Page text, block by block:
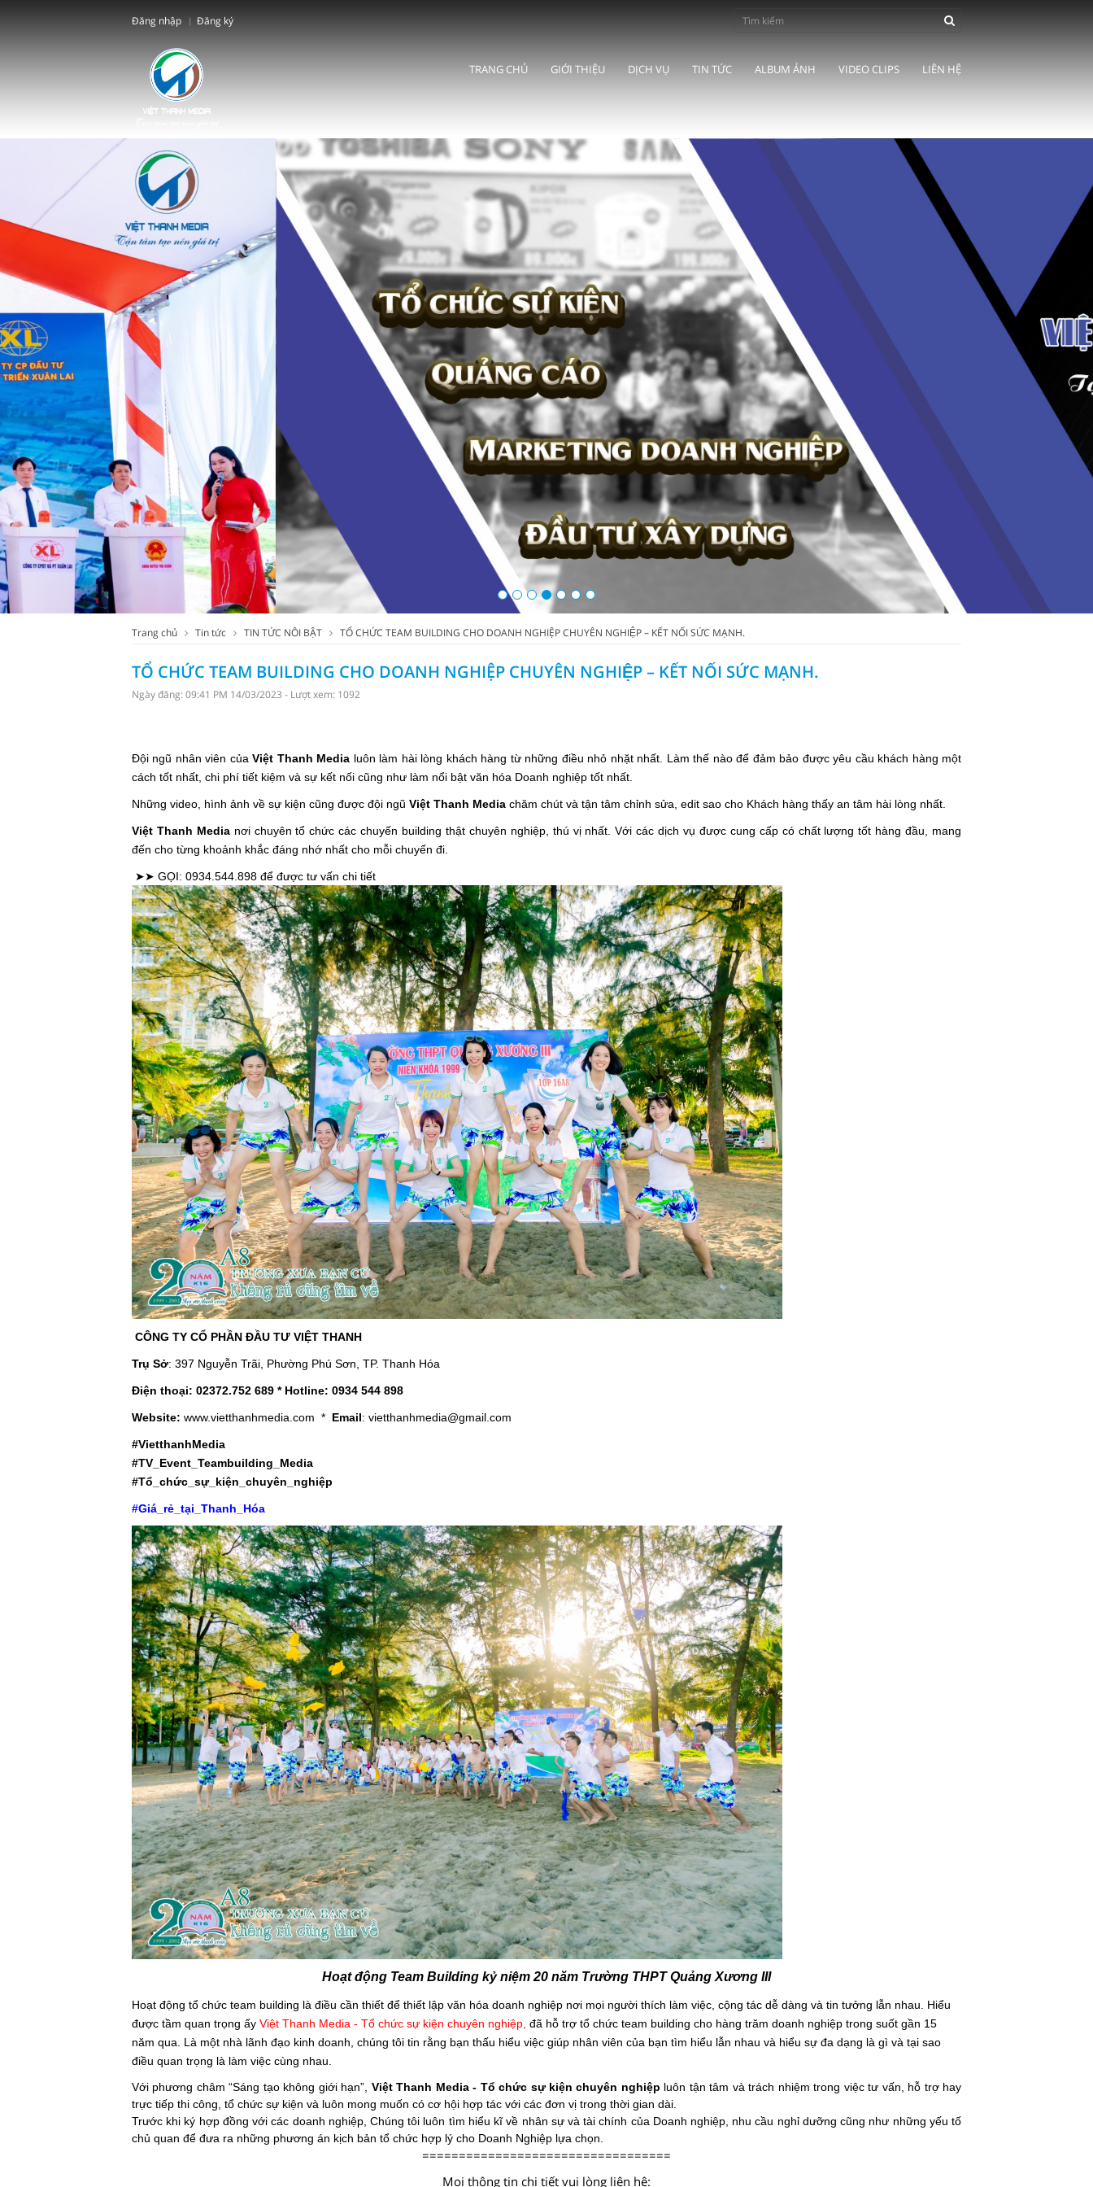
Đăng nhập Đăng ký
TRANG CHỦ GIỚI THIỆU DỊCH VỤ TIN TỨC ALBUM ẢNH VIDEO CLIPS LIÊN HỆ
Trang chủ Tin tức TIN TỨC NÔI BẬT TỔ CHỨC TEAM BUILDING CHO DOANH NGHIỆP CHUYÊN NGHIỆP – KẾT NỐI SỨC MẠNH.
TỔ CHỨC TEAM BUILDING CHO DOANH NGHIỆP CHUYÊN NGHIỆP – KẾT NỐI SỨC MẠNH.
Ngày đăng: 09:41 PM 14/03/2023 - Lượt xem: 1092
Đội ngũ nhân viên củaViệt Thanh Media luôn làm hài lòng khách hàng từ những điều nhỏ nhặt nhất. Làm thế nào để đảm bảo được yêu cầu khách hàng một
cách tốt nhất, chi phí tiết kiệm và sự kết nối cũng như làm nổi bật văn hóa Doanh nghiệp tốt nhất.
Những video, hình ảnh về sự kiện cũng được đội ngũ Việt Thanh Media chăm chút và tận tâm chỉnh sửa, edit sao cho Khách hàng thấy an tâm hài lòng nhất.
Việt Thanh Medianơi chuyên tổ chức các chuyến building thật chuyên nghiệp, thú vị nhất. Với các dịch vụ được cung cấp có chất lượng tốt hàng đầu, mang
đến cho từng khoảnh khắc đáng nhớ nhất cho mỗi chuyến đi.
➤➤ GỌI: 0934.544.898 để được tư vấn chi tiết
CÔNG TY CỔ PHẦN ĐẦU TƯ VIỆT THANH
Trụ Sở: 397 Nguyễn Trãi, Phường Phú Sơn, TP. Thanh Hóa
Điện thoại: 02372.752 689 * Hotline: 0934 544 898
Website: www.vietthanhmedia.com * Email: vietthanhmedia@gmail.com
#VietthanhMedia
#TV_Event_Teambuilding_Media
#Tổ _chức_sự_kiện_chuyên_nghiệp
#Giá_rẻ_tại_Thanh_Hóa
Hoạt động Team Building kỷ niệm 20 năm Trường THPT Quảng Xương III
Hoạt động tổ chức team building là điều cần thiết để thiết lập văn hóa doanh nghiệp nơi mọi người thích làm việc, cộng tác dễ dàng và tin tưởng lẫn nhau. Hiểu
được tầm quan trọng ấy Việt Thanh Media - Tổ chức sự kiện chuyên nghiệp, đã hỗ trợ tổ chức team building cho hàng trăm doanh nghiệp trong suốt gần 15
năm qua. Là một nhà lãnh đạo kinh doanh, chúng tôi tin rằng bạn thấu hiểu việc giúp nhân viên của bạn tìm hiểu lẫn nhau và hiểu sự đa dạng là gì và tại sao
điều quan trọng là làm việc cùng nhau.
Với phương châm “Sáng tạo không giới hạn”, Việt Thanh Media- Tổ chức sự kiện chuyên nghiệp luôn tận tâm và trách nhiệm trong việc tư vấn, hỗ trợ hay
trực tiếp thi công, tổ chức sự kiện và luôn mong muốn có cơ hội hợp tác với các đơn vị trong thời gian dài.
Trước khi ký hợp đồng với các doanh nghiệp, Chúng tôi luôn tìm hiểu kĩ về nhân sự và tài chính của Doanh nghiệp, nhu cầu nghỉ dưỡng cũng như những yếu tố
chủ quan để đưa ra những phương án kịch bản tổ chức hợp lý cho Doanh Nghiệp lựa chọn.
==================================
Mọi thông tin chi tiết vui lòng liên hệ: